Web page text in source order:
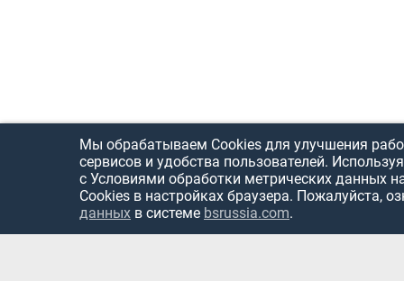
Мы обрабатываем Cookies для улучшения
сервисов и удобства пользователей.
с Условиями обработки метрических данных
Cookies в настройках браузера. Пожалуйста,
данных в системе bsrussia.com.